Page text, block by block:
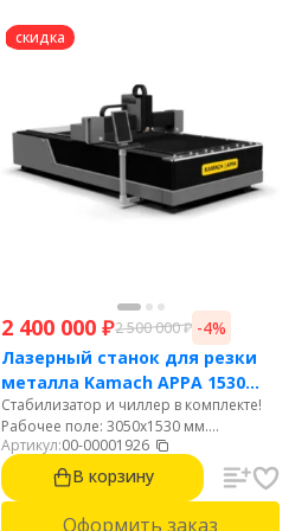
скидка
2 400 000 ₽2 500 000₽ -4%
Лазерный станок для резки
металла Kamach APPA 1530
(3000 Вт)
Стабилизатор и чиллер в комплекте!
Рабочее поле: 3050х1530 мм.
Мощность: 3000 Вт. Источник: Raycus.
Автофокус. Резка стали до 22 мм.
Нержавейки до 10 мм. Алюминий до 8
мм.
Артикул:00-00001926
В корзину
Оформить заказ